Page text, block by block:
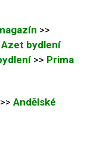
>>
Azet bydlení
>> Prima
>> Andělské